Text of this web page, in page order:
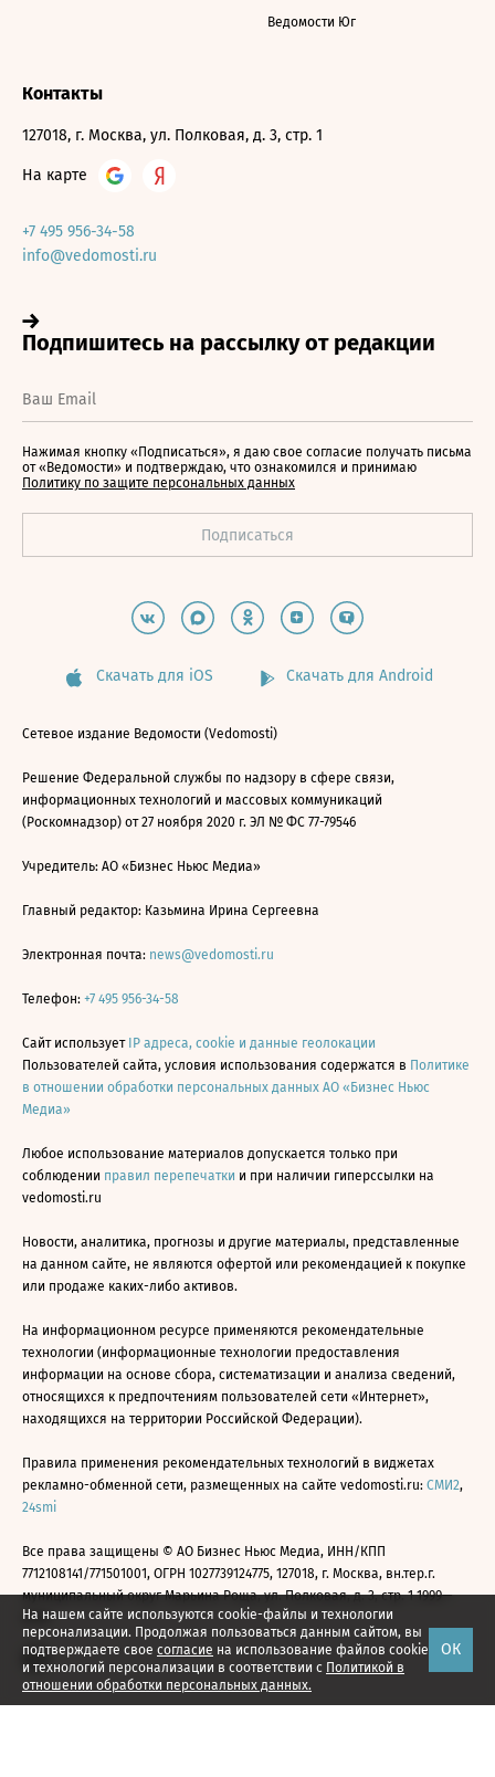
На нашем сайте используются cookie-файлы и технологии
персонализации. Продолжая пользоваться данным сайтом, вы
подтверждаете свое согласие на использование файлов cookie
и технологий персонализации в соответствии с Политикой в
отношении обработки персональных данных.
ОК
Ведомости Юг
Контакты
127018, г. Москва, ул. Полковая, д. 3, стр. 1
На карте
+7 495 956-34-58
info@vedomosti.ru
Нажимая кнопку «Подписаться», я даю свое согласие получать письма
от «Ведомости» и подтверждаю, что ознакомился и принимаю
Политику по защите персональных данных
Скачать для iOS Скачать для Android
Сетевое издание Ведомости (Vedomosti)
Решение Федеральной службы по надзору в сфере связи,
информационных технологий и массовых коммуникаций
(Роскомнадзор) от 27 ноября 2020 г. ЭЛ № ФС 77-79546
Учредитель: АО «Бизнес Ньюс Медиа»
Главный редактор: Казьмина Ирина Сергеевна
Электронная почта: news@vedomosti.ru
Телефон: +7 495 956-34-58
Сайт использует IP адреса, cookie и данные геолокации
Пользователей сайта, условия использования содержатся в Политике
в отношении обработки персональных данных АО «Бизнес Ньюс
Медиа»
Любое использование материалов допускается только при
соблюдении правил перепечатки и при наличии гиперссылки на
vedomosti.ru
Новости, аналитика, прогнозы и другие материалы, представленные
на данном сайте, не являются офертой или рекомендацией к покупке
или продаже каких-либо активов.
На информационном ресурсе применяются рекомендательные
технологии (информационные технологии предоставления
информации на основе сбора, систематизации и анализа сведений,
относящихся к предпочтениям пользователей сети «Интернет»,
находящихся на территории Российской Федерации).
Правила применения рекомендательных технологий в виджетах
рекламно-обменной сети, размещенных на сайте vedomosti.ru: СМИ2,
24smi
Все права защищены © АО Бизнес Ньюс Медиа, ИНН/КПП
7712108141/771501001, ОГРН 1027739124775, 127018, г. Москва, вн.тер.г.
муниципальный округ Марьина Роща, ул. Полковая, д. 3, стр. 1 1999—
2026